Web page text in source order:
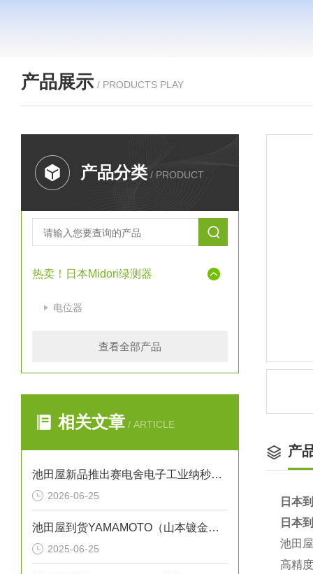
产品展示 / PRODUCTS PLAY
产品分类 / PRODUCT
热卖！日本Midori绿测器
电位器
查看全部产品
相关文章 / ARTICLE
池田屋新品推出赛电舍电子工业纳秒脉冲CO2激光器 UPL系列 参数介绍
2026-06-25
池田屋到货YAMAMOTO（山本镀金）B-72WJ
2025-06-25
产
日本
日本
池田
高精